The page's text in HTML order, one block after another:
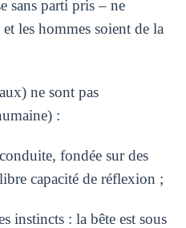
sans parti pris – ne
les hommes soient de la
ne sont pas
:
fondée sur des
capacité de réflexion ;
instincts : la bête est sous